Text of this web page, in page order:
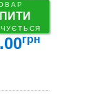
грн